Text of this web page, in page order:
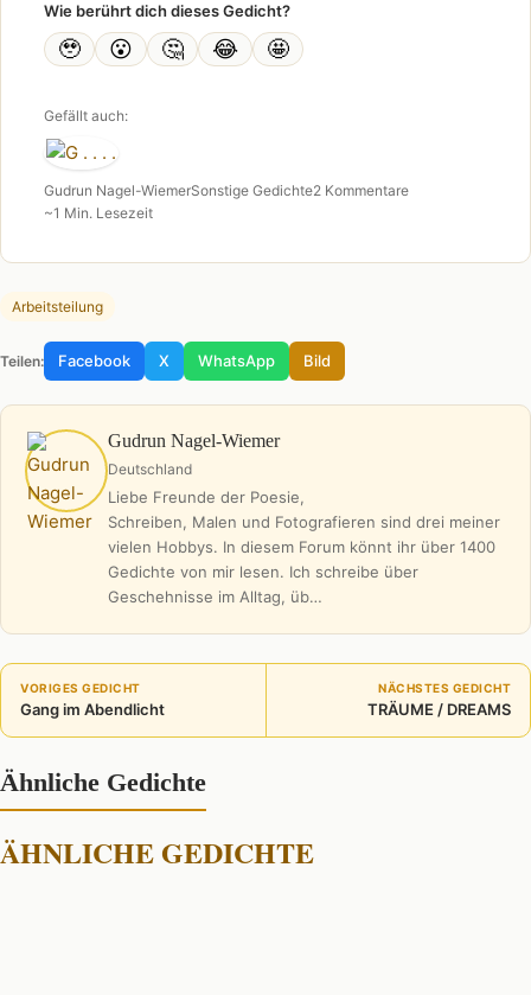
Wie berührt dich dieses Gedicht?
🥹 😮 🤔 😂 🤩
Gefällt auch:
Gudrun Nagel-WiemerSonstige Gedichte2 Kommentare
~1 Min. Lesezeit
Arbeitsteilung
Teilen: Facebook X WhatsApp Bild
Gudrun Nagel-Wiemer
Deutschland
Liebe Freunde der Poesie,
Schreiben, Malen und Fotografieren sind drei meiner
vielen Hobbys. In diesem Forum könnt ihr über 1400
Gedichte von mir lesen. Ich schreibe über
Geschehnisse im Alltag, üb…
VORIGES GEDICHT
Gang im Abendlicht
NÄCHSTES GEDICHT
TRÄUME / DREAMS
Ähnliche Gedichte
ÄHNLICHE GEDICHTE